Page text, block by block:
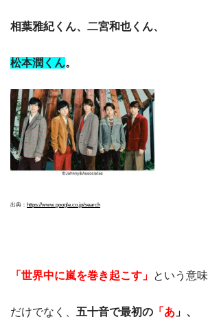
相葉雅紀くん、二宮和也くん、
松本潤くん。
出典： https://www.google.co.jp/search
「世界中に嵐を巻き起こす」 という意味
だけでなく、 五十音で最初の 「あ 」、